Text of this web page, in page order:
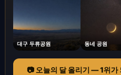
대구 두류공원 동네 공원
📷 오늘의 달 올리기 — 1위가